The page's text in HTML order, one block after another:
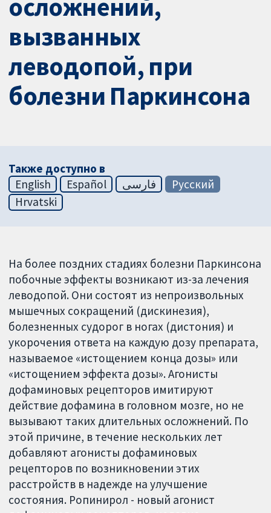
осложнений,
вызванных
леводопой, при
болезни Паркинсона
Также доступно в
English
Español فارسی
Русский
Hrvatski
На более поздних стадиях болезни Паркинсона
побочные эффекты возникают из-за лечения
леводопой. Они состоят из непроизвольных
мышечных сокращений (дискинезия),
болезненных судорог в ногах (дистония) и
укорочения ответа на каждую дозу препарата,
называемое «истощением конца дозы» или
«истощением эффекта дозы». Агонисты
дофаминовых рецепторов имитируют
действие дофамина в головном мозге, но не
вызывают таких длительных осложнений. По
этой причине, в течение нескольких лет
добавляют агонисты дофаминовых
рецепторов по возникновении этих
расстройств в надежде на улучшение
состояния. Ропинирол - новый агонист